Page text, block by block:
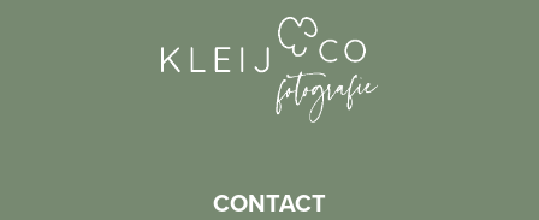
CONTACT